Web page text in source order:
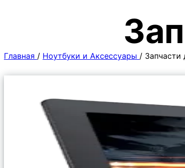
Главная / Ноутбуки и Аксессуары / Запчасти